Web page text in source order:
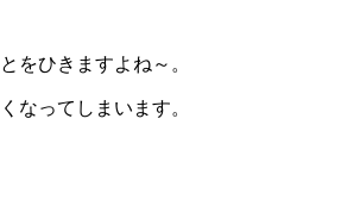
をひきますよね～。
なってしまいます。